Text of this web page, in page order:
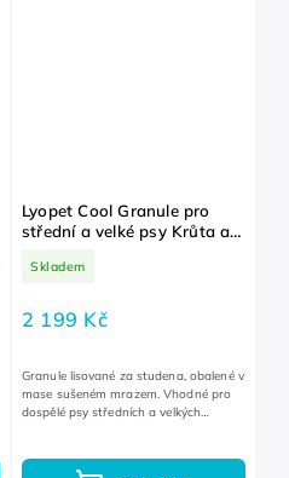
Lyopet Cool Granule pro
střední a velké psy Krůta a
Skladem
2 199 Kč
Granule lisované za studena, obalené v
mase sušeném mrazem. Vhodné pro
dospělé psy středních a velkých